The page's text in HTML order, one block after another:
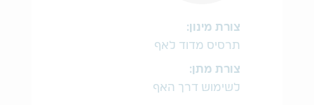
צורת מינון:
תרסיס מדוד לאף
צורת מתן:
לשימוש דרך האף